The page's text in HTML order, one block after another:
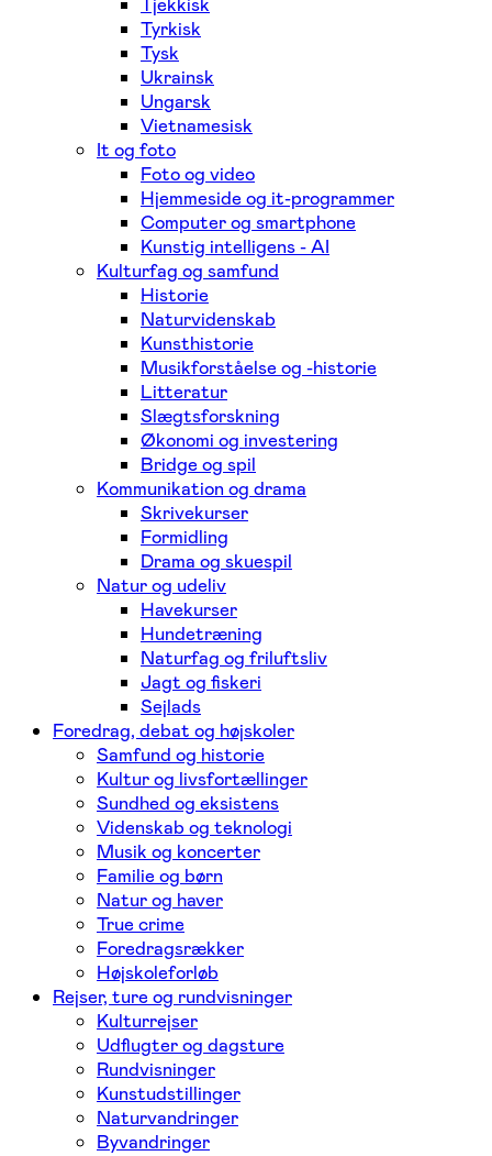
Tyrkisk
Tysk
Ukrainsk
Ungarsk
Vietnamesisk
It og foto
Foto og video
Hjemmeside og it-programmer
Computer og smartphone
Kunstig intelligens - AI
Kulturfag og samfund
Historie
Naturvidenskab
Kunsthistorie
Musikforståelse og -historie
Litteratur
Slægtsforskning
Økonomi og investering
Bridge og spil
Kommunikation og drama
Skrivekurser
Formidling
Drama og skuespil
Natur og udeliv
Havekurser
Hundetræning
Naturfag og friluftsliv
Jagt og fiskeri
Sejlads
Foredrag, debat og højskoler
Samfund og historie
Kultur og livsfortællinger
Sundhed og eksistens
Videnskab og teknologi
Musik og koncerter
Familie og børn
Natur og haver
True crime
Foredragsrækker
Højskoleforløb
Rejser, ture og rundvisninger
Kulturrejser
Udflugter og dagsture
Rundvisninger
Kunstudstillinger
Naturvandringer
Byvandringer